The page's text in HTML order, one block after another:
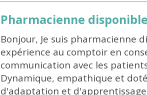
Pharmacienne
Bonjour, Je suis pharmacienne
expérience au comptoir en
communication avec les
Dynamique, empathique et
d'adaptation et